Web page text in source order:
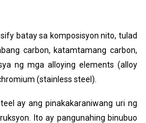
batay sa komposisyon nito, tulad
carbon, katamtamang carbon,
ng mga alloying elements (alloy
(stainless steel).
ay ang pinakakaraniwang uri ng
Ito ay pangunahing binubuo